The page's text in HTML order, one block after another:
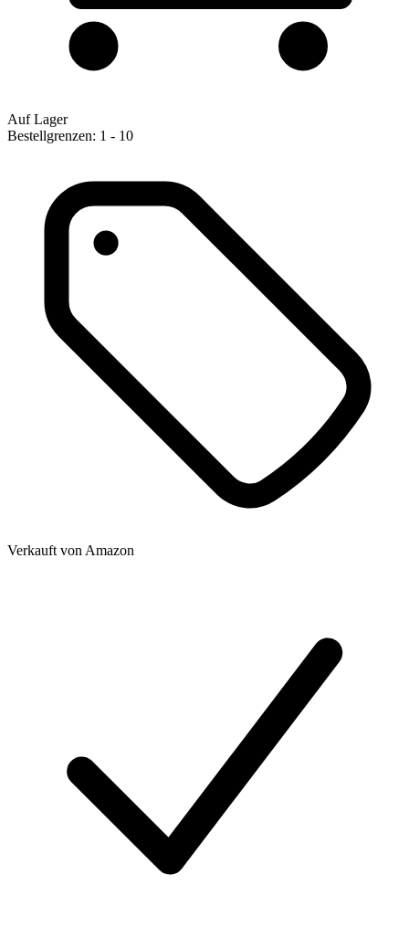
Auf Lager
Bestellgrenzen: 1 - 10
Verkauft von Amazon